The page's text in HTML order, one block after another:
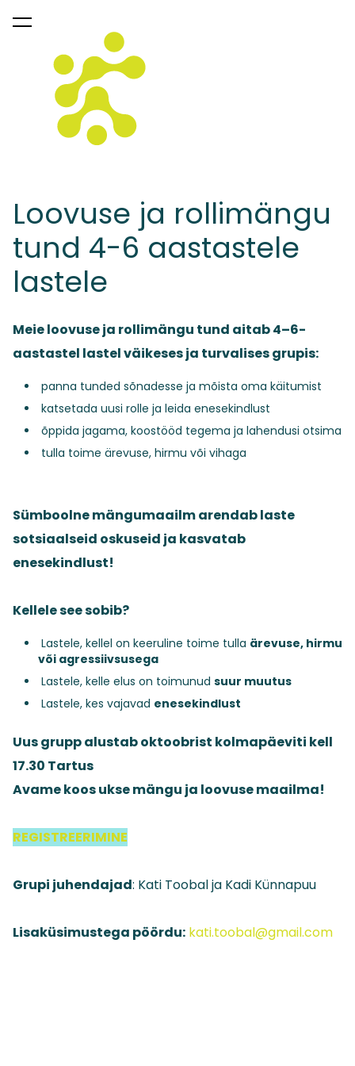
lisati ostukorvi.
Loovuse ja rollimängu
tund 4-6 aastastele
lastele
Meie loovuse ja rollimängu tund aitab 4–6-
aastastel lastel väikeses ja turvalises grupis:
panna tunded sõnadesse ja mõista oma käitumist
katsetada uusi rolle ja leida enesekindlust
õppida jagama, koostööd tegema ja lahendusi otsima
tulla toime ärevuse, hirmu või vihaga
Sümboolne mängumaailm arendab laste
sotsiaalseid oskuseid ja kasvatab
enesekindlust!
Kellele see sobib?
Lastele, kellel on keeruline toime tulla ärevuse, hirmu
või agressiivsusega
Lastele, kelle elus on toimunud suur muutus
Lastele, kes vajavad enesekindlust
Uus grupp alustab oktoobrist kolmapäeviti kell
17.30 Tartus
Avame koos ukse mängu ja loovuse maailma!
REGISTREERIMINE
Grupi juhendajad: Kati Toobal ja Kadi Künnapuu
Lisaküsimustega pöördu: kati.toobal@gmail.com